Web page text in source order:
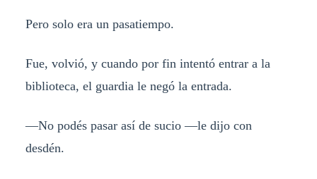
Pero solo era un pasatiempo.
Fue, volvió, y cuando por fin intentó entrar a la
biblioteca, el guardia le negó la entrada.
—No podés pasar así de sucio —le dijo con
desdén.